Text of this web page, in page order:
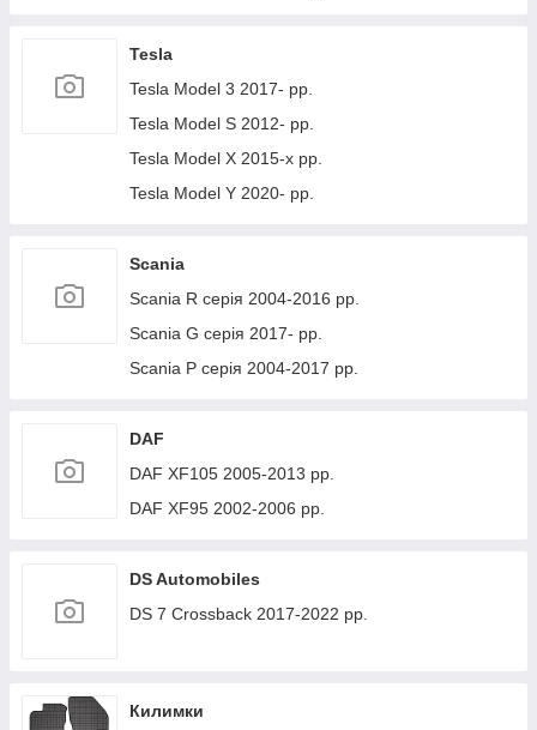
Tesla
Tesla Model 3 2017- рр.
Tesla Model S 2012- рр.
Tesla Model X 2015-х рр.
Tesla Model Y 2020- рр.
Scania
Scania R серія 2004-2016 рр.
Scania G серія 2017- рр.
Scania P серія 2004-2017 рр.
DAF
DAF XF105 2005-2013 рр.
DAF XF95 2002-2006 рр.
DS Automobiles
DS 7 Crossback 2017-2022 рр.
Килимки